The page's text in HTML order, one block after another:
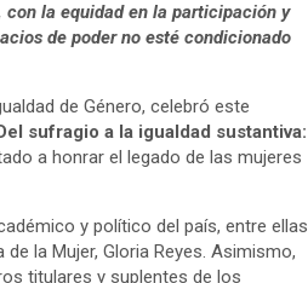
la equidad en la participación y
de poder no esté condicionado
de Género, celebró este
sufragio a la igualdad sustantiva:
a honrar el legado de las mujeres
y político del país, entre ellas
la Mujer, Gloria Reyes. Asimismo,
titulares y suplentes de los